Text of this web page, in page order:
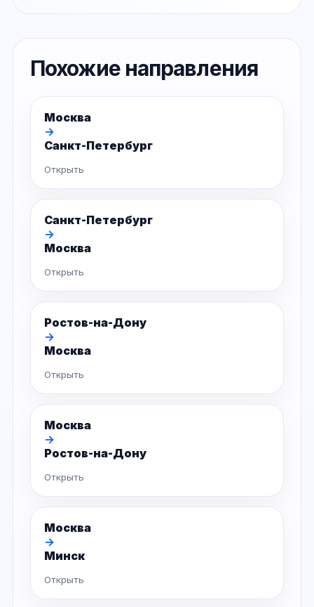
Похожие направления
Москва
→
Санкт-Петербург
Открыть
Санкт-Петербург
→
Москва
Открыть
Ростов-на-Дону
→
Москва
Открыть
Москва
→
Ростов-на-Дону
Открыть
Москва
→
Минск
Открыть